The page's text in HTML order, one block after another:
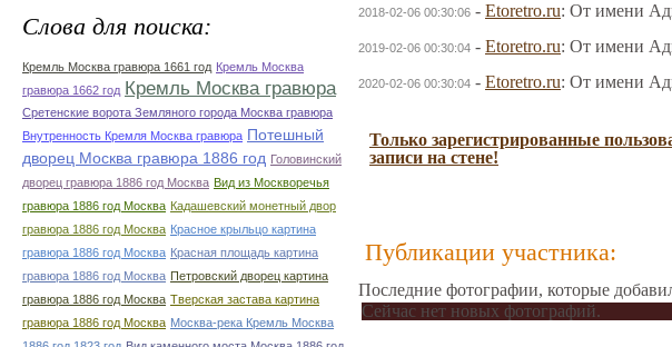
Слова для поиска:
Кремль Москва гравюра 1661 год Кремль Москва
гравюра 1662 год Кремль Москва гравюра
Сретенские ворота Земляного города Москва гравюра
Внутренность Кремля Москва гравюра Потешный
дворец Москва гравюра 1886 год Головинский
дворец гравюра 1886 год Москва Вид из Москворечья
гравюра 1886 год Москва Кадашевский монетный двор
гравюра 1886 год Москва Красное крыльцо картина
гравюра 1886 год Москва Красная площадь картина
гравюра 1886 год Москва Петровский дворец картина
гравюра 1886 год Москва Тверская застава картина
гравюра 1886 год Москва Москва-река Кремль Москва
2018-02-06 00:30:06 - Etoretro.ru: От имени
2019-02-06 00:30:04 - Etoretro.ru: От имени
2020-02-06 00:30:04 - Etoretro.ru: От имени
Только зарегистрированные
записи на стене!
Публикации участника:
Последние фотографии, которые
Сейчас нет новых фотографий.